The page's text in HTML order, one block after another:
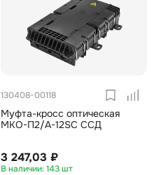
130408-00118
Муфта-кросс оптическая
МКО-П2/A-12SC ССД
3 247,03 ₽
143 шт